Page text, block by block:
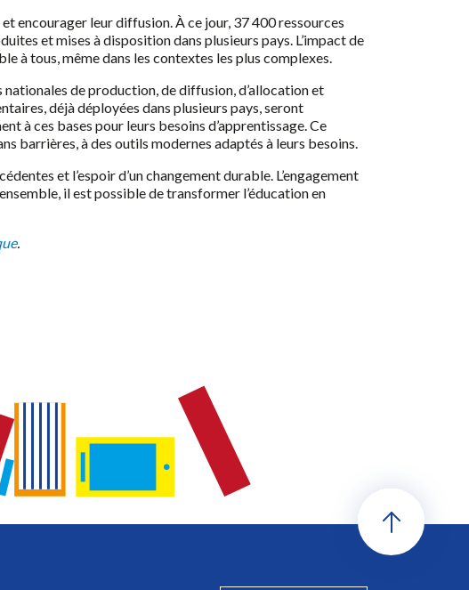
encourager leur diffusion. À ce jour, 37 400 ressources
et mises à disposition dans plusieurs pays. L’impact de
à tous, même dans les contextes les plus complexes.
de production, de diffusion, d’allocation et
déjà déployées dans plusieurs pays, seront
à ces bases pour leurs besoins d’apprentissage. Ce
barrières, à des outils modernes adaptés à leurs besoins.
et l’espoir d’un changement durable. L’engagement
il est possible de transformer l’éducation en
.